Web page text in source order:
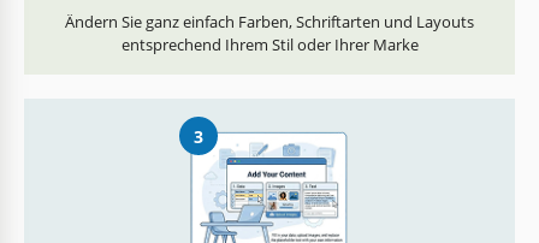
Ändern Sie ganz einfach Farben, Schriftarten und Layouts
entsprechend Ihrem Stil oder Ihrer Marke
3